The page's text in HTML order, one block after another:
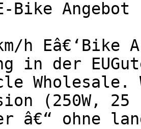
Bike Angebot
h Eâ€‘Bike
in der
(250W,
â€“ ohne